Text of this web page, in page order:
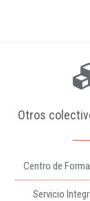
Otros
Centro de
Servicio